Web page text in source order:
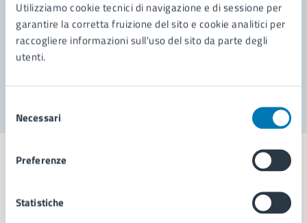
Utilizziamo cookie tecnici di navigazione e di sessione per
garantire la corretta fruizione del sito e cookie analitici per
raccogliere informazioni sull'uso del sito da parte degli
utenti.
delNecessari
Preferenze
Statistiche
Prenota appuntamento
Problemi in città
Comune di Napoli